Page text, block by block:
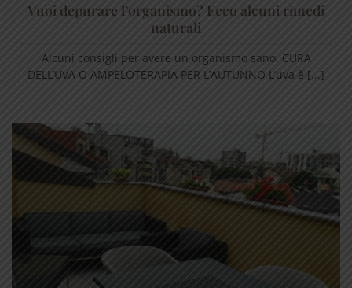
Vuoi depurare l’organismo? Ecco alcuni rimedi
naturali
Alcuni consigli per avere un organismo sano. CURA
DELL’UVA O AMPELOTERAPIA PER L’AUTUNNO L’uva è [...]